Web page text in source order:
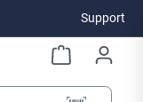
Support